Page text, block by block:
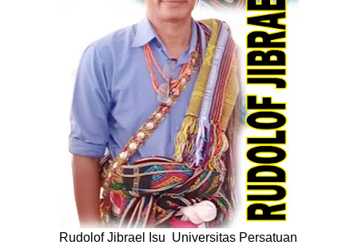
Rudolof Jibrael Isu Universitas Persatuan